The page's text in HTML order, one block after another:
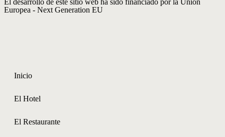
El desarrollo de este sitio web ha sido financiado por la Unión
Europea - Next Generation EU
Inicio
El Hotel
El Restaurante